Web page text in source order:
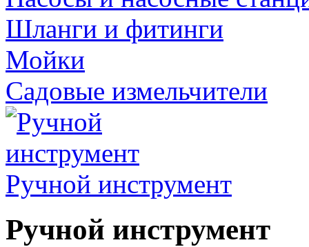
Шланги и фитинги
Мойки
Садовые измельчители
Ручной инструмент
Ручной инструмент